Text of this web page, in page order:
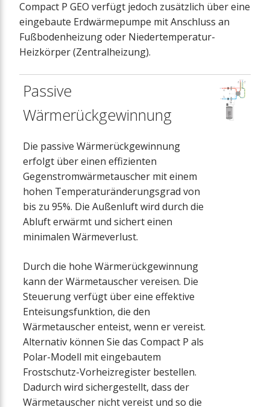
Compact P GEO verfügt jedoch zusätzlich über eine
eingebaute Erdwärmepumpe mit Anschluss an
Fußbodenheizung oder Niedertemperatur-
Heizkörper (Zentralheizung).
Passive
Wärmerückgewinnung
Die passive Wärmerückgewinnung
erfolgt über einen effizienten
Gegenstromwärmetauscher mit einem
hohen Temperaturänderungsgrad von
bis zu 95%. Die Außenluft wird durch die
Abluft erwärmt und sichert einen
minimalen Wärmeverlust.
Durch die hohe Wärmerückgewinnung
kann der Wärmetauscher vereisen. Die
Steuerung verfügt über eine effektive
Enteisungsfunktion, die den
Wärmetauscher enteist, wenn er vereist.
Alternativ können Sie das Compact P als
Polar-Modell mit eingebautem
Frostschutz-Vorheizregister bestellen.
Dadurch wird sichergestellt, dass der
Wärmetauscher nicht vereist und so die